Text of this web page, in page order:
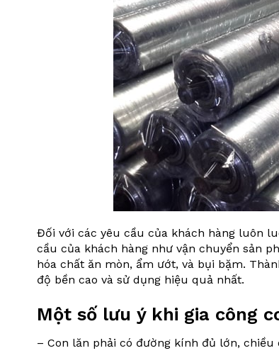
Đối với các yêu cầu của khách hàng luôn
cầu của khách hàng như vận chuyển sản
hóa chất ăn mòn, ẩm ướt, và bụi bặm.
độ bền cao và sử dụng hiệu quả nhất.
Một số lưu ý khi gia công
– Con lăn phải có đường kính đủ lớn,